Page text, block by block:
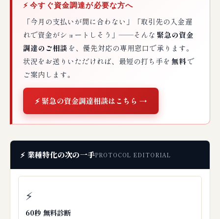
⚡ 今すぐ資金調達が必要な方へ
「今月の支払いが間に合わない」「取引先の入金遅
れで資金がショートしそう」——そんな 緊急の資金
調達のご相談 を、優先対応の専用窓口で承ります。
状況をお送りいただければ、最短の打ち手を 無料で
ご案内します。
⚡ 緊急の資金調達相談はこちら →
⚡ 業種特化の次の一手PROTOCOL EDITORIAL
⚡
60秒 無料診断